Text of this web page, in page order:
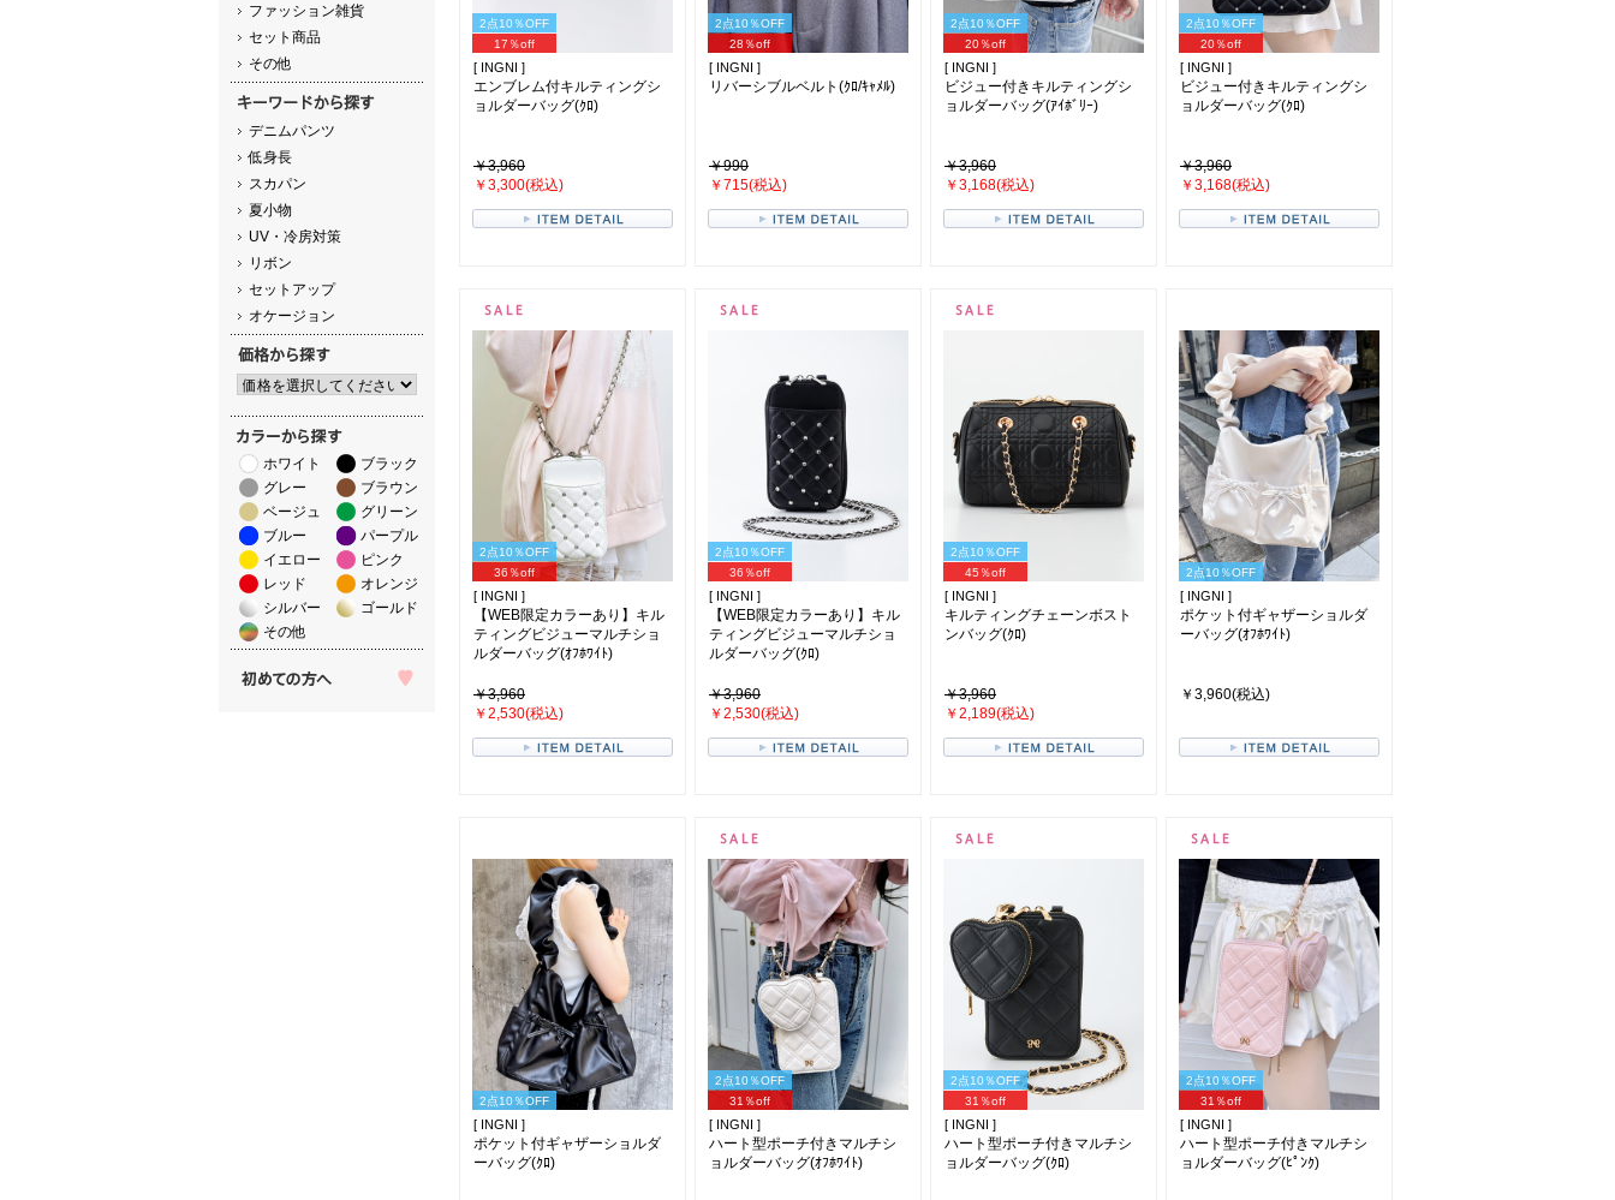
ファッション雑貨
セット商品
その他
デニムパンツ
低身長
スカパン
夏小物
UV・冷房対策
リボン
セットアップ
オケージョン
ホワイト
ブラック
グレー
ブラウン
ベージュ
グリーン
ブルー
パープル
イエロー
ピンク
レッド
オレンジ
シルバー
ゴールド
その他
2点10％OFF
17％off
[ INGNI ]
エンブレム付キルティングシ
ョルダーバッグ(ｸﾛ)
￥3,960
￥3,300(税込)
2点10％OFF
28％off
[ INGNI ]
リバーシブルベルト(ｸﾛ/ｷｬﾒﾙ)
￥990
￥715(税込)
2点10％OFF
20％off
[ INGNI ]
ビジュー付きキルティングシ
ョルダーバッグ(ｱｲﾎﾞﾘｰ)
￥3,960
￥3,168(税込)
2点10％OFF
20％off
[ INGNI ]
ビジュー付きキルティングシ
ョルダーバッグ(ｸﾛ)
￥3,960
￥3,168(税込)
2点10％OFF
36％off
[ INGNI ]
【WEB限定カラーあり】キル
ティングビジューマルチショ
ルダーバッグ(ｵﾌﾎﾜｲﾄ)
￥3,960
￥2,530(税込)
2点10％OFF
36％off
[ INGNI ]
【WEB限定カラーあり】キル
ティングビジューマルチショ
ルダーバッグ(ｸﾛ)
￥3,960
￥2,530(税込)
2点10％OFF
45％off
[ INGNI ]
キルティングチェーンボスト
ンバッグ(ｸﾛ)
￥3,960
￥2,189(税込)
2点10％OFF
[ INGNI ]
ポケット付ギャザーショルダ
ーバッグ(ｵﾌﾎﾜｲﾄ)
￥3,960(税込)
2点10％OFF
[ INGNI ]
ポケット付ギャザーショルダ
ーバッグ(ｸﾛ)
2点10％OFF
31％off
[ INGNI ]
ハート型ポーチ付きマルチシ
ョルダーバッグ(ｵﾌﾎﾜｲﾄ)
2点10％OFF
31％off
[ INGNI ]
ハート型ポーチ付きマルチシ
ョルダーバッグ(ｸﾛ)
2点10％OFF
31％off
[ INGNI ]
ハート型ポーチ付きマルチシ
ョルダーバッグ(ﾋﾟﾝｸ)